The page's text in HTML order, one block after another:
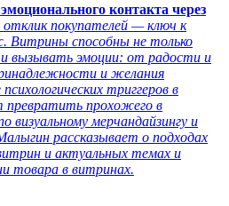
контакта через
покупателей — ключ к
Витрины способны не только
и вызывать эмоции: от радости и
и желания
триггеров в
превратить прохожего в
визуальному мерчандайзингу и
рассказывает о подходах
и актуальных темах и
товара в витринах.